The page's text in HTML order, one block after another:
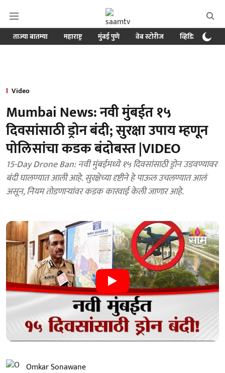
ताज्या बातम्या महाराष्ट्र मुंबई पुणे वेब स्टोरीज व्हिडिओ
Video
Mumbai News: नवी मुंबईत १५
दिवसांसाठी ड्रोन बंदी; सुरक्षा उपाय म्हणून
पोलिसांचा कडक बंदोबस्त |VIDEO
15-Day Drone Ban: नवी मुंबईमध्ये १५ दिवसांसाठी ड्रोन उडवण्यावर
बंदी घालण्यात आली आहे. सुरक्षेच्या दृष्टीने हे पाऊल उचलण्यात आलं
असून, नियम तोडणाऱ्यांवर कडक कारवाई केली जाणार आहे.
Omkar Sonawane